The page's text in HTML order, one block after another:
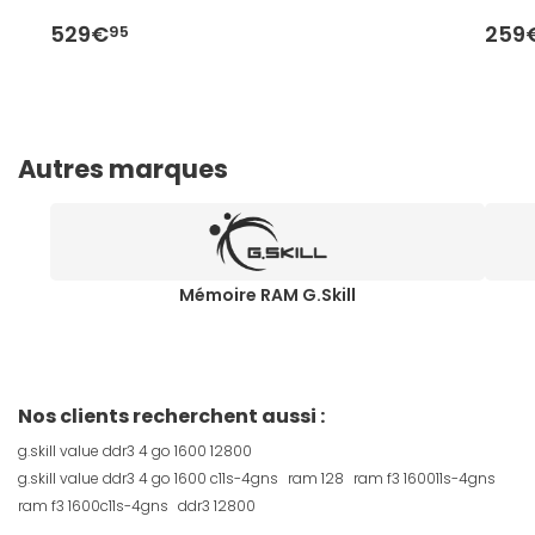
529€95
Autres marques
Mémoire RAM G.Skill
Nos clients recherchent aussi :
g.skill value ddr3 4 go 1600 12800
g.skill value ddr3 4 go 1600 c11s-4gns ram 128 ram f3 160011s-4gns
ram f3 1600c11s-4gns ddr3 12800